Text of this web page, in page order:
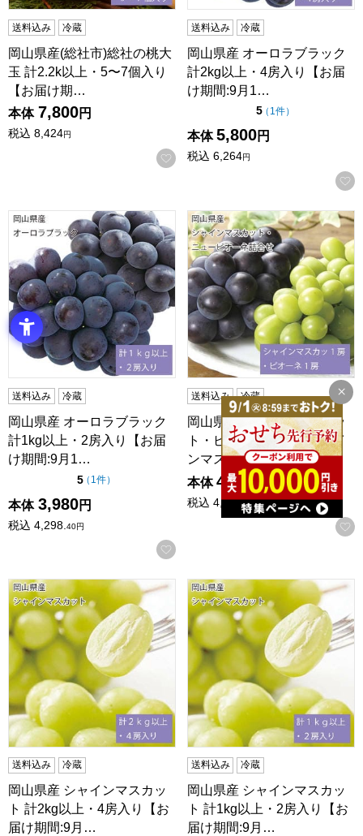
送料込み 冷蔵
岡山県産(総社市)総社の桃大
玉 計2.2k以上・5〜7個入り
【お届け期…
本体 7,800円
税込 8,424円
お気に入りに登録する
送料込み 冷蔵
岡山県産 オーロラブラック
計2kg以上・4房入り【お届
け期間:9月1…
5点（5点満点中）
（ 1件の評価
）
本体 5,800円
税込 6,264円
岡山県産 オーロラブラック 計1kg以上・2房入り【お届け
送料込み 冷蔵
岡山県産 オーロラブラック
計1kg以上・2房入り【お届
け期間:9月1…
5点（5点満点中）
（ 1件の評価
）
本体 3,980円
税込 4,298.40円
お気に入りに登録する
岡山県産 シャインマスカッ
送料込み 冷蔵
岡山県産 シャインマスカッ
ト・ピオーネ詰合せ シャイ
ンマスカット1房・…
本体 4,500 円
税込 4,860円
岡山県産 シャインマスカット 計2kg以上・4房入り【お届
送料込み 冷蔵
岡山県産 シャインマスカッ
ト 計2kg以上・4房入り【お
届け期間:9月…
岡山県産 シャインマスカッ
送料込み 冷蔵
岡山県産 シャインマスカッ
ト 計1kg以上・2房入り【お
届け期間:9月…